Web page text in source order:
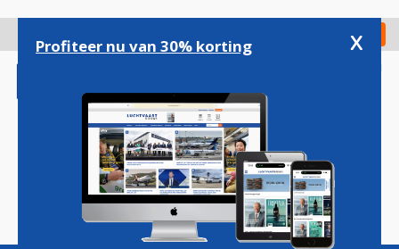
gaan
Check in
Magazine Podcasts Vacatures
Profiteer nu van 30% korting x